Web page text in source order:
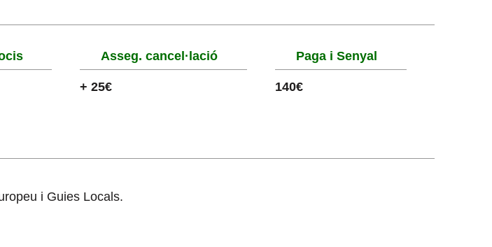
Asseg. cancel·lació
+ 25€
Paga i Senyal
140€
i Guies Locals.